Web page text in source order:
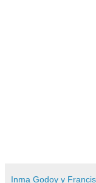
Inma Godoy y